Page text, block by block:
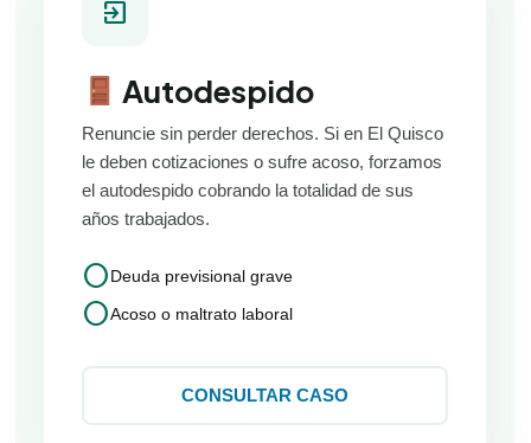
exit_to_app
Autodespido
Renuncie sin perder derechos. Si en El Quisco
le deben cotizaciones o sufre acoso, forzamos
el autodespido cobrando la totalidad de sus
años trabajados.
circleDeuda previsional grave
circleAcoso o maltrato laboral
CONSULTAR CASO